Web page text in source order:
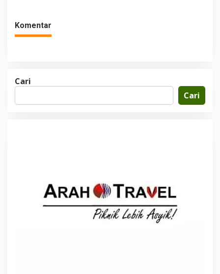
Komentar
Cari
Cari